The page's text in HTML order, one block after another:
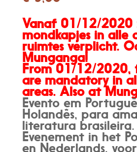
Vanaf 01/12/2020
mondkapjes in alle
ruimtes verplicht.
Munganga!
From 01/12/2020,
are mandatory in
areas. Also at
Evento em
Holandês, para
literatura brasileira.
Evenement in het
en Nederlands, voor